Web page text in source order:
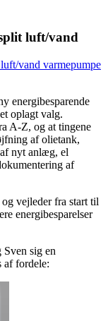
luft/vand
vand varmepumpe
energibesparende
oplagt valg.
A-Z, og at tingene
af olietank,
nyt anlæg, el
af
vejleder fra start til
energibesparelser
Sven sig en
af fordele: